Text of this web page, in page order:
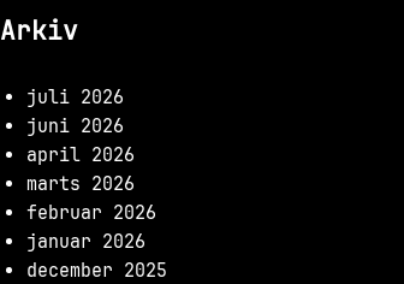
Arkiv
juli 2026
juni 2026
april 2026
marts 2026
februar 2026
januar 2026
december 2025